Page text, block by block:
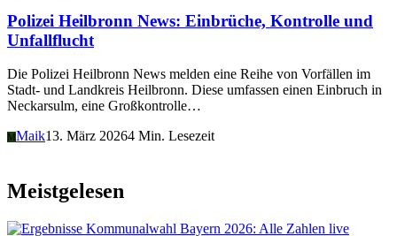
Polizei Heilbronn News: Einbrüche, Kontrolle und
Unfallflucht
Die Polizei Heilbronn News melden eine Reihe von Vorfällen im
Stadt- und Landkreis Heilbronn. Diese umfassen einen Einbruch in
Neckarsulm, eine Großkontrolle…
M Maik13. März 20264 Min. Lesezeit
Meistgelesen